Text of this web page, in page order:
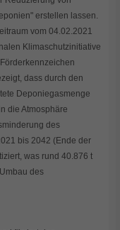
erstellen lassen.
vom 04.02.2021
Klimaschutzinitiative
dass durch den
Deponiegasmenge
die Atmosphäre
des
bis 2042 (Ende der
was rund 40.876 t
des